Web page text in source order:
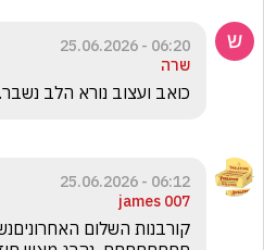
06:20 - 25.06.2026
שרה
כואב ועצוב נורא הלב
06:12 - 25.06.2026
james 007